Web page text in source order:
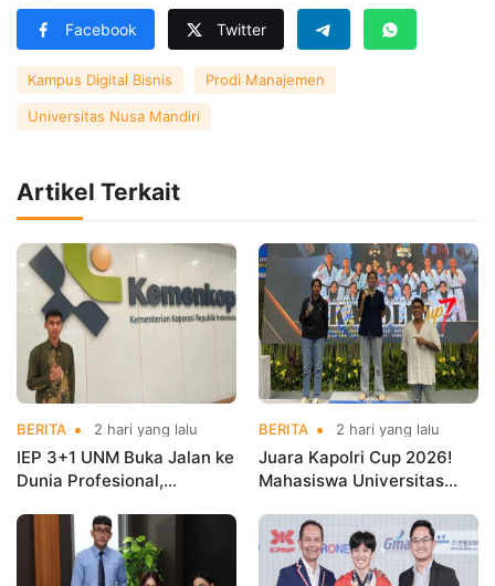
Facebook Twitter
Kampus Digital Bisnis Prodi Manajemen
Universitas Nusa Mandiri
Artikel Terkait
BERITA 2 hari yang lalu
IEP 3+1 UNM Buka Jalan ke
Dunia Profesional,
Kementerian Koperasi
BERITA 2 hari yang lalu
Juara Kapolri Cup 2026!
Mahasiswa Universitas
Nama Kampus di Kejurnas
Taekwondo